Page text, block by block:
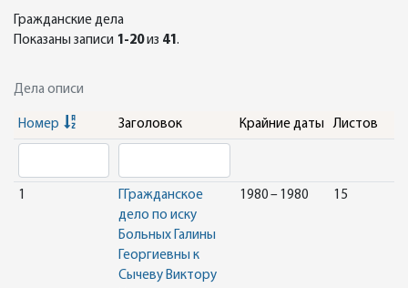
Гражданские дела
Показаны записи 1-20из 41.
Дела описи
Номер Заголовок Крайние даты Листов
1
ГГражданское
дело по иску
Больных Галины
Георгиевны к
Сычеву Виктору
1980 – 1980 15